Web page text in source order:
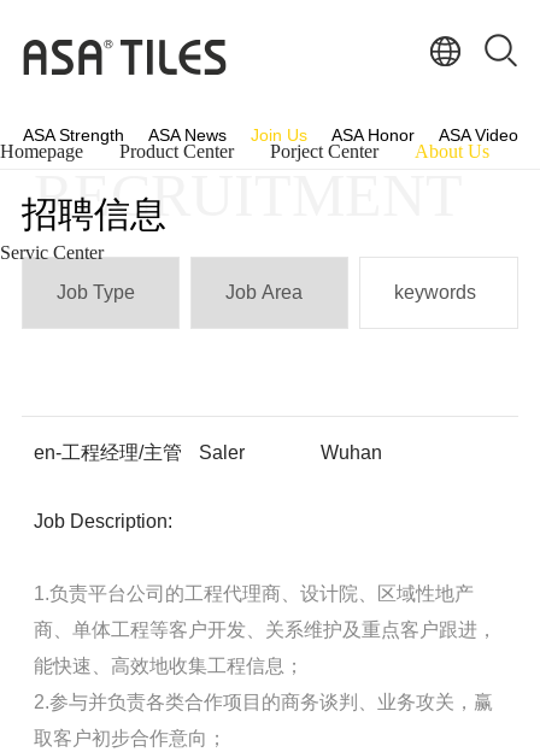
Homepage Product Center Porject Center About Us
Servic Center
ASA Strength ASA News Join Us ASA Honor ASA Video
招聘信息
RECRUITMENT
en-工程经理/主管 Saler Wuhan
Job Description:
1.负责平台公司的工程代理商、设计院、区域性地产
商、单体工程等客户开发、关系维护及重点客户跟进，
能快速、高效地收集工程信息；
2.参与并负责各类合作项目的商务谈判、业务攻关，赢
取客户初步合作意向；